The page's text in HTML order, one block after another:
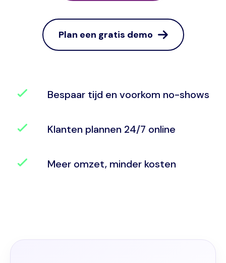
Plan een gratis demo
Bespaar tijd en voorkom no-shows
Klanten plannen 24/7 online
Meer omzet, minder kosten